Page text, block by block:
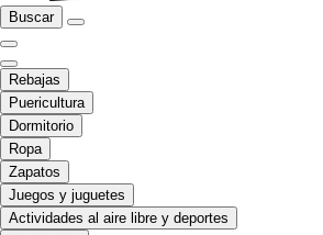
Buscar
Rebajas
Puericultura
Dormitorio
Ropa
Zapatos
Juegos y juguetes
Actividades al aire libre y deportes